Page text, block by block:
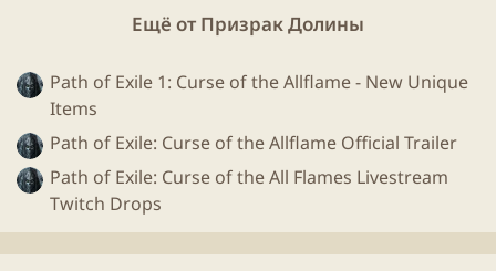
Ещё от Призрак Долины
Path of Exile 1: Curse of the Allflame - New Unique
Items
Path of Exile: Curse of the Allflame Official Trailer
Path of Exile: Curse of the All Flames Livestream
Twitch Drops